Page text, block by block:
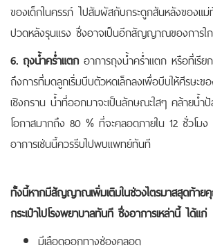
ของเด็กในครรภ์ ไปสัมผัสกับกระดูกสันหลังของแ
ปวดหลังรุนแรง ซึ่งอาจเป็นอีกสัญญาณของการใ
6. ถุงน้ำคร่ำแตก อาการถุงน้ำคร่ำแตก หรือที่เรี
ถึงการที่มดลูกเริ่มบีบตัวหดเล็กลงเพื่อบีบให้ศีรษะข
เชิงกราน น้ำที่ออกมาจะเป็นลักษณะใสๆ คล้ายน้ำ
โอกาสมากถึง 80 % ที่จะคลอดภายใน 12 ชั่วโ
อาการเช่นนี้ควรรีบไปพบแพทย์ทันที
ทั้งนี้หากมีสัญญาณเพิ่มเติมในช่วงไตรมาสสุดท้าย
กระเป๋าไปโรงพยาบาลทันที ซึ่งอาการเหล่านี้ ได้แก่
มีเลือดออกทางช่องคลอด